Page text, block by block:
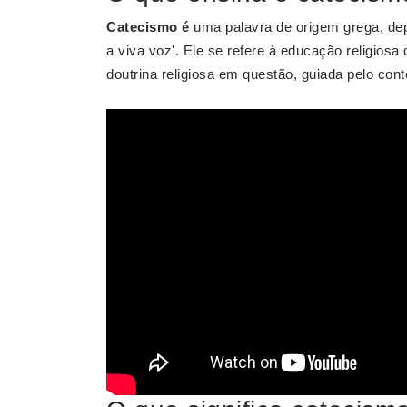
Catecismo é uma palavra de origem grega,
a viva voz'. Ele se refere à educação
doutrina religiosa em questão, guiada pelo